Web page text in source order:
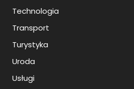
Technologia
Transport
Turystyka
Uroda
Usługi